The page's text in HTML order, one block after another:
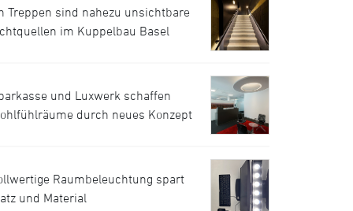
Treppen sind nahezu unsichtbare
im Kuppelbau Basel
und Luxwerk schaffen
durch neues Konzept
Raumbeleuchtung spart
und Material